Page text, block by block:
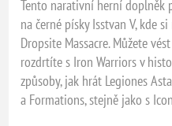
Tento narativní herní doplněk
na černé písky Isstvan V, kde
Dropsite Massacre. Můžete
rozdrtíte s Iron Warriors v
způsoby, jak hrát Legiones
a Formations, stejně jako s